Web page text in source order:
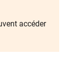
accéder